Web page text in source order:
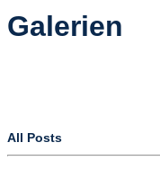
Galerien
All Posts